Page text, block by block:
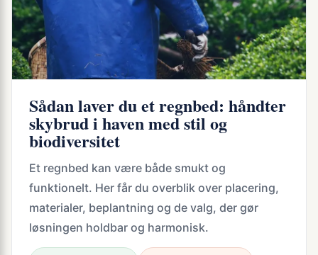
Sådan laver du et regnbed: håndter
skybrud i haven med stil og
biodiversitet
Et regnbed kan være både smukt og
funktionelt. Her får du overblik over placering,
materialer, beplantning og de valg, der gør
løsningen holdbar og harmonisk.